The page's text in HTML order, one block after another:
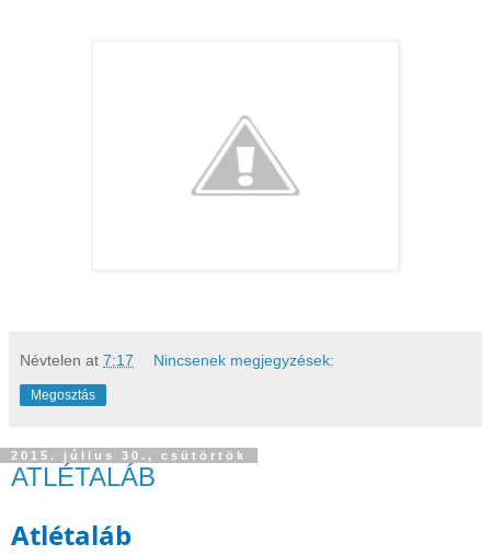
Névtelen at 7:17 Nincsenek megjegyzések:
Megosztás
2015. július 30., csütörtök
ATLÉTALÁB
Atlétaláb